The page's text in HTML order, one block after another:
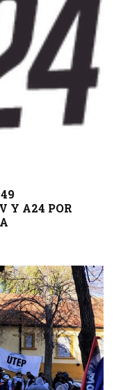
Y A24 POR